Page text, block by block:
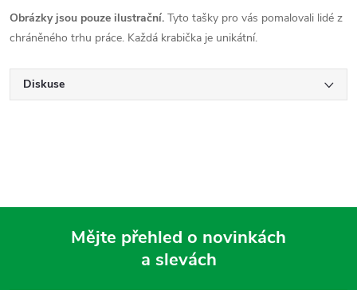
Obrázky jsou pouze ilustrační. Tyto tašky pro vás pomalovali lidé z
chráněného trhu práce. Každá krabička je unikátní.
Diskuse
Mějte přehled o novinkách
a slevách